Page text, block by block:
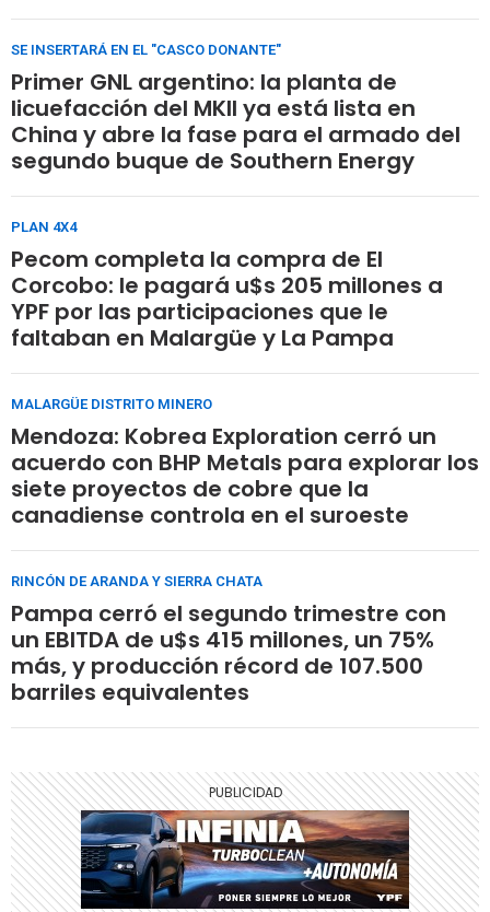
SE INSERTARÁ EN EL "CASCO DONANTE"
Primer GNL argentino: la planta de
licuefacción del MKII ya está lista en
China y abre la fase para el armado del
segundo buque de Southern Energy
PLAN 4X4
Pecom completa la compra de El
Corcobo: le pagará u$s 205 millones a
YPF por las participaciones que le
faltaban en Malargüe y La Pampa
MALARGÜE DISTRITO MINERO
Mendoza: Kobrea Exploration cerró un
acuerdo con BHP Metals para explorar los
siete proyectos de cobre que la
canadiense controla en el suroeste
RINCÓN DE ARANDA Y SIERRA CHATA
Pampa cerró el segundo trimestre con
un EBITDA de u$s 415 millones, un 75%
más, y producción récord de 107.500
barriles equivalentes